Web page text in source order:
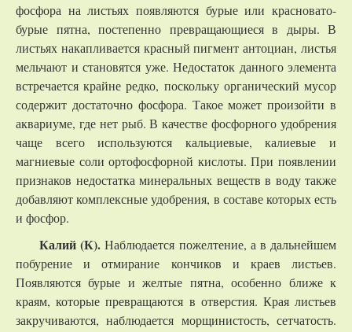
фосфора на листьях появляются бурые или красновато-
бурые пятна, постепенно превращающиеся в дыры. В
листьях накапливается красный пигмент антоциан, листья
мельчают и становятся уже. Недостаток данного элемента
встречается крайне редко, поскольку органический мусор
содержит достаточно фосфора. Такое может произойти в
аквариуме, где нет рыб. В качестве фосфорного удобрения
чаще всего используются кальциевые, калиевые и
магниевые соли ортофосфорной кислоты. При появлении
признаков недостатка минеральных веществ в воду также
добавляют комплексные удобрения, в составе которых есть
и фосфор.
Калий (К). Наблюдается пожелтение, а в дальнейшем
побурение и отмирание кончиков и краев листьев.
Появляются бурые и желтые пятна, особенно ближе к
краям, которые превращаются в отверстия. Края листьев
закручиваются, наблюдается морщинистость, сетчатость.